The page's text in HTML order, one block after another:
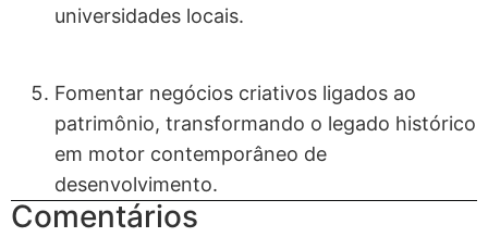
universidades locais.
Fomentar negócios criativos ligados ao
patrimônio, transformando o legado histórico
em motor contemporâneo de
desenvolvimento.
Comentários